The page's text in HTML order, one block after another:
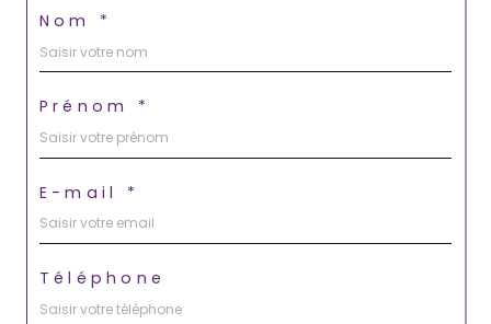
Nom *
Prénom *
E-mail *
Téléphone